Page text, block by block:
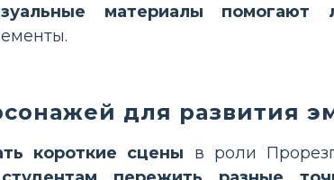
материалы помогают
для развития
короткие сцены в роли